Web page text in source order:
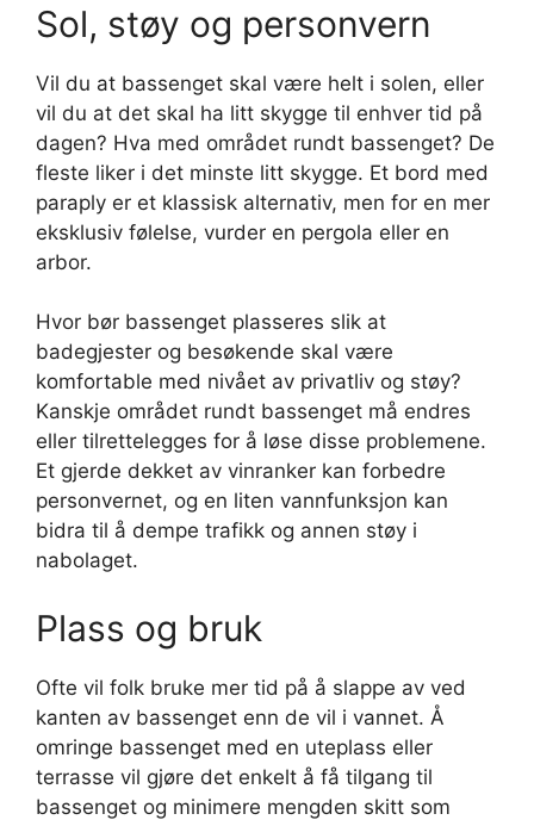
Sol, støy og personvern
Vil du at bassenget skal være helt i solen, eller
vil du at det skal ha litt skygge til enhver tid på
dagen? Hva med området rundt bassenget? De
fleste liker i det minste litt skygge. Et bord med
paraply er et klassisk alternativ, men for en mer
eksklusiv følelse, vurder en pergola eller en
arbor.
Hvor bør bassenget plasseres slik at
badegjester og besøkende skal være
komfortable med nivået av privatliv og støy?
Kanskje området rundt bassenget må endres
eller tilrettelegges for å løse disse problemene.
Et gjerde dekket av vinranker kan forbedre
personvernet, og en liten vannfunksjon kan
bidra til å dempe trafikk og annen støy i
nabolaget.
Plass og bruk
Ofte vil folk bruke mer tid på å slappe av ved
kanten av bassenget enn de vil i vannet. Å
omringe bassenget med en uteplass eller
terrasse vil gjøre det enkelt å få tilgang til
bassenget og minimere mengden skitt som